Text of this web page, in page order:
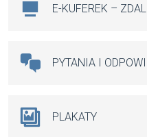
E-KUFEREK –
PYTANIA I
PLAKATY